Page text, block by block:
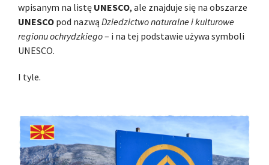
wpisanym na listę UNESCO, ale znajduje się na obszarze
UNESCO pod nazwą Dziedzictwo naturalne i kulturowe
regionu ochrydzkiego– i na tej podstawie używa symboli
UNESCO.
I tyle.